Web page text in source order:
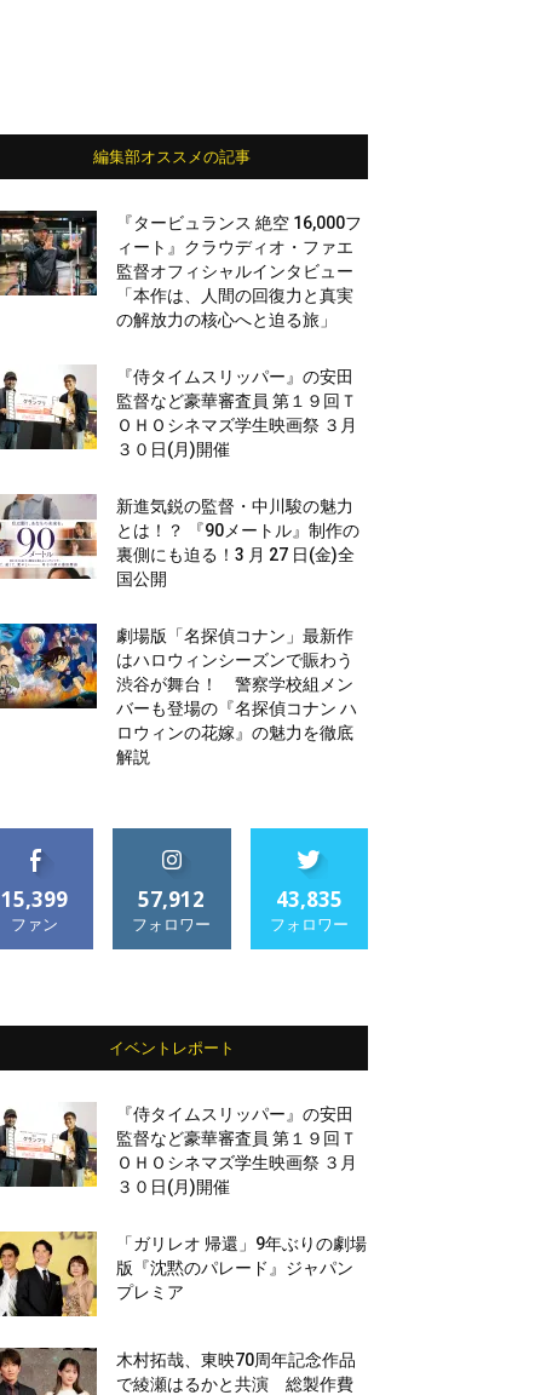
編集部オススメの記事
『タービュランス 絶空 16,000フ
ィート』クラウディオ・ファエ
監督オフィシャルインタビュー
「本作は、人間の回復力と真実
の解放力の核心へと迫る旅」
『侍タイムスリッパー』の安田
監督など豪華審査員 第１９回Ｔ
ＯＨＯシネマズ学生映画祭 ３月
３０日(月)開催
新進気鋭の監督・中川駿の魅力
とは！？ 『90メートル』制作の
裏側にも迫る！3 月 27 日(金)全
国公開
劇場版「名探偵コナン」最新作
はハロウィンシーズンで賑わう
渋谷が舞台！ 警察学校組メン
バーも登場の『名探偵コナン ハ
ロウィンの花嫁』の魅力を徹底
解説
15,399
ファン
57,912
フォロワー
43,835
フォロワー
イベントレポート
『侍タイムスリッパー』の安田
監督など豪華審査員 第１９回Ｔ
ＯＨＯシネマズ学生映画祭 ３月
３０日(月)開催
「ガリレオ 帰還」9年ぶりの劇場
版『沈黙のパレード』ジャパン
プレミア
木村拓哉、東映70周年記念作品
で綾瀬はるかと共演 総製作費